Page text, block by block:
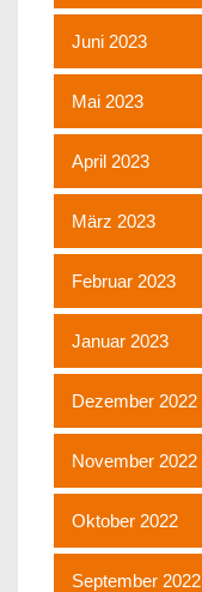
Juni 2023
Mai 2023
April 2023
März 2023
Februar 2023
Januar 2023
Dezember 2022
November 2022
Oktober 2022
September 2022